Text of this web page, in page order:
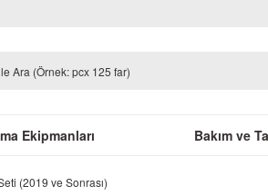
Ekipmanları Bakım ve
(2019 ve Sonrası)